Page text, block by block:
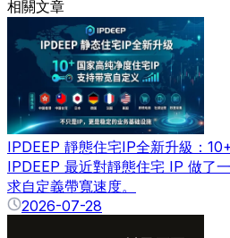
相關文章
IPDEEP 靜態住宅IP全新升級：
IPDEEP 最近對靜態住宅 IP 做了
求自定義帶寬速度。
2026-07-28